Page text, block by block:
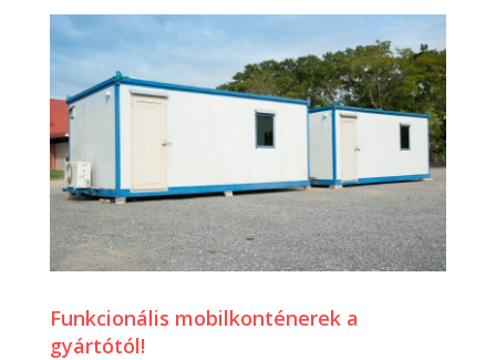
Funkcionális mobilkonténerek a
gyártótól!